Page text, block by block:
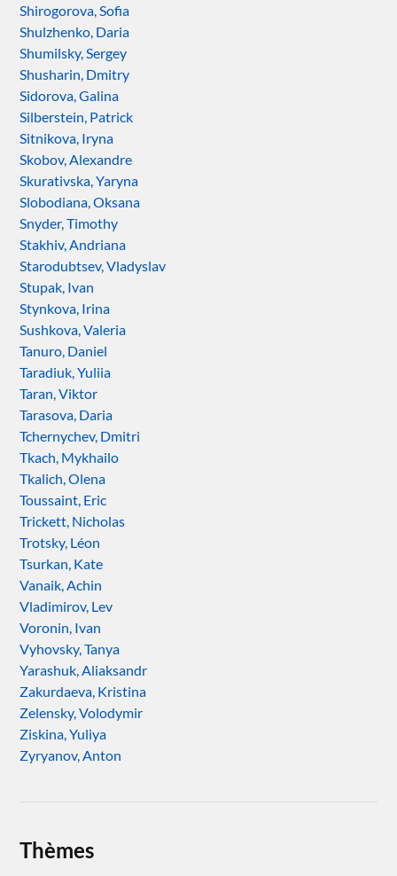
Shirogorova, Sofia
Shulzhenko, Daria
Shumilsky, Sergey
Shusharin, Dmitry
Sidorova, Galina
Silberstein, Patrick
Sitnikova, Iryna
Skobov, Alexandre
Skurativska, Yaryna
Slobodiana, Oksana
Snyder, Timothy
Stakhiv, Andriana
Starodubtsev, Vladyslav
Stupak, Ivan
Stynkova, Irina
Sushkova, Valeria
Tanuro, Daniel
Taradiuk, Yuliia
Taran, Viktor
Tarasova, Daria
Tchernychev, Dmitri
Tkach, Mykhailo
Tkalich, Olena
Toussaint, Eric
Trickett, Nicholas
Trotsky, Léon
Tsurkan, Kate
Vanaik, Achin
Vladimirov, Lev
Voronin, Ivan
Vyhovsky, Tanya
Yarashuk, Aliaksandr
Zakurdaeva, Kristina
Zelensky, Volodymir
Ziskina, Yuliya
Zyryanov, Anton
Thèmes